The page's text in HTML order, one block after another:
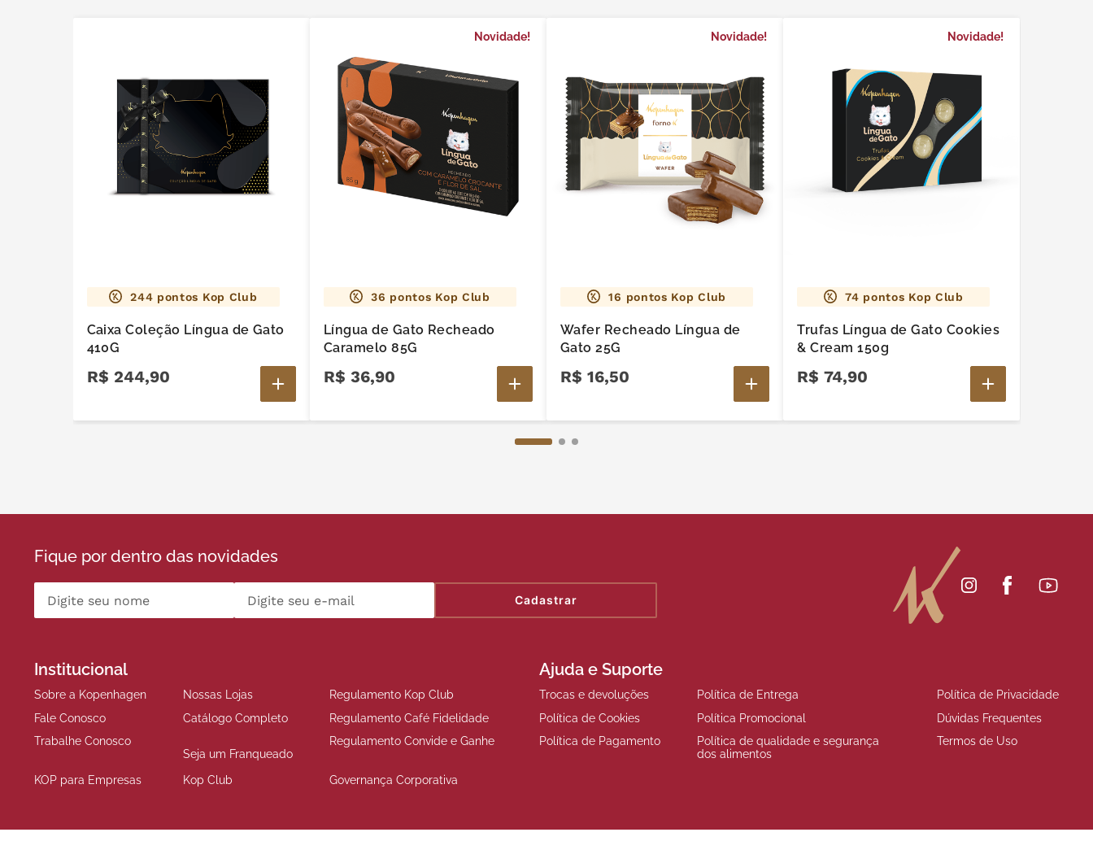
244 pontos Kop Club
Caixa Coleção Língua de Gato
410G
R$ 244,90
Novidade!
36 pontos Kop Club
Língua de Gato Recheado
Caramelo 85G
R$ 36,90
Novidade!
16 pontos Kop Club
Wafer Recheado Língua de
Gato 25G
R$ 16,50
Novidade!
74 pontos Kop Club
Trufas Língua de Gato Cookies
& Cream 150g
R$ 74,90
Fique por dentro das novidades
Cadastrar
Institucional
Sobre a Kopenhagen Nossas Lojas
Regulamento Kop Club
Fale Conosco
Catálogo Completo
Regulamento Café Fidelidade
Trabalhe Conosco
Seja um Franqueado
Regulamento Convide e Ganhe
KOP para Empresas Kop Club Governança Corporativa
Ajuda e Suporte
Trocas e devoluções Política de Entrega
Política de Privacidade
Política de Cookies
Política Promocional
Dúvidas Frequentes
Política de Pagamento
Política de qualidade e segurança
dos alimentos
Termos de Uso